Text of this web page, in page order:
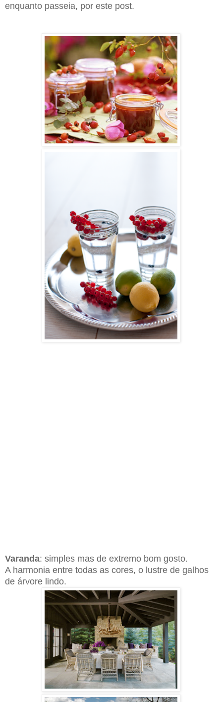
enquanto passeia, por este post.
Varanda: simples mas de extremo bom gosto.
A harmonia entre todas as cores, o lustre de galhos
de árvore lindo.